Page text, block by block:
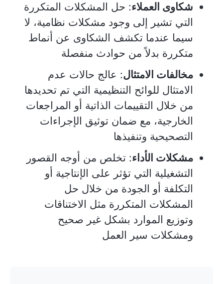
شكاوى العملاء: حل المشكلات المتكررة
التي تشير إلى وجود مشكلات نظامية، لا
سيما عندما تكشف الشكاوى عن أنماط
متكررة بدلاً من حوادث منفصلة
مخالفات الامتثال: عالج حالات عدم
الامتثال للوائح التنظيمية التي تم تحديدها
من خلال التقييمات الذاتية أو المراجعات
الخارجية، مع ضمان توثيق الإجراءات
التصحيحية وتنفيذها
مشكلات الأداء: تخلص من أوجه القصور
التشغيلية التي تؤثر على الإنتاجية أو
التكلفة أو الجودة من خلال حل
المشكلات المتكررة مثل الاختناقات
وتوزيع الموارد بشكل غير صحيح
ومشكلات سير العمل